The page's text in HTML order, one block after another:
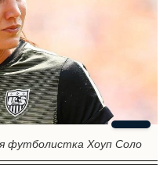
футболистка Хоуп Соло